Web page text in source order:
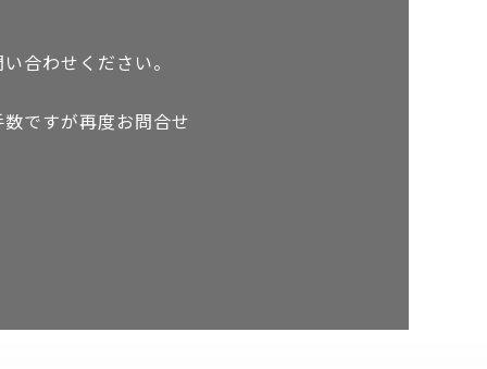
合わせください。
ですが再度お問合せ